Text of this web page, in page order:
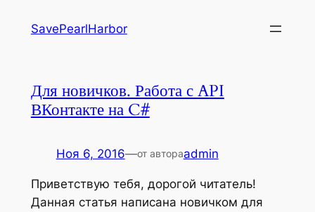
SavePearlHarbor
Для новичков. Работа с API
ВКонтакте на C#
Ноя 6, 2016—от автораadmin
Приветствую тебя, дорогой читатель!
Данная статья написана новичком для